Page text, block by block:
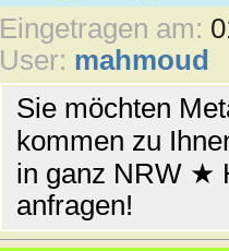
Eingetragen am:
User: mahmoud
Sie möchten
kommen zu
in ganz NRW ★
anfragen!